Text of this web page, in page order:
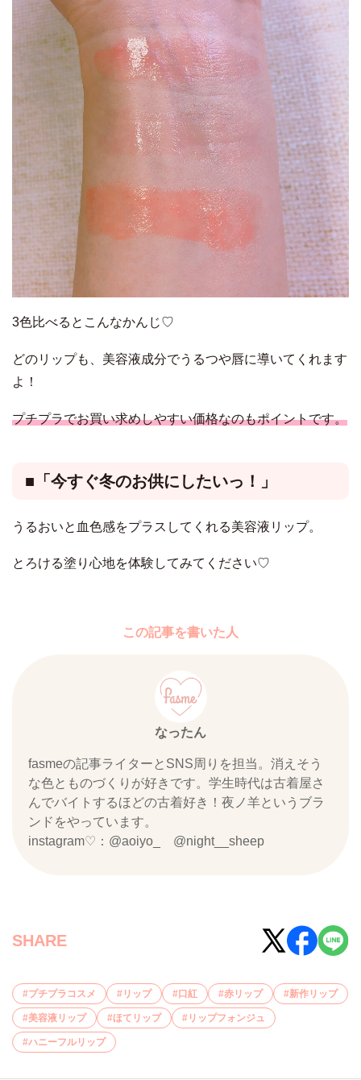
3色比べるとこんなかんじ♡
どのリップも、美容液成分でうるつや唇に導いてくれます
よ！
プチプラでお買い求めしやすい価格なのもポイントです。
■「今すぐ冬のお供にしたいっ！」
うるおいと血色感をプラスしてくれる美容液リップ。
とろける塗り心地を体験してみてください♡
この記事を書いた人
なったん
fasmeの記事ライターとSNS周りを担当。消えそう
な色とものづくりが好きです。学生時代は古着屋さ
んでバイトするほどの古着好き！夜ノ羊というブラ
ンドをやっています。
instagram♡：@aoiyo_ @night__sheep
SHARE
プチプラコスメ リップ 口紅 赤リップ 新作リップ
美容液リップ ほてリップ リップフォンジュ
ハニーフルリップ